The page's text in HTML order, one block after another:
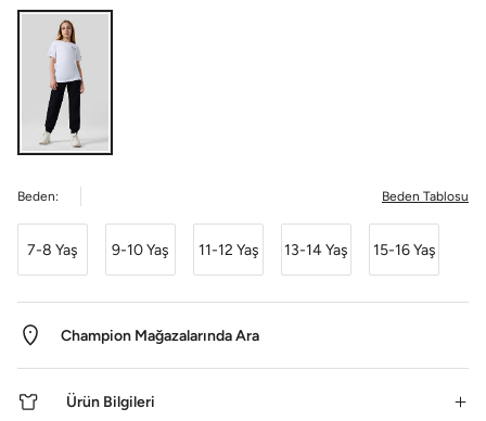
Beden: Beden Tablosu
7-8 Yaş 9-10 Yaş 11-12 Yaş 13-14 Yaş 15-16 Yaş
Champion Mağazalarında Ara
Ürün Bilgileri